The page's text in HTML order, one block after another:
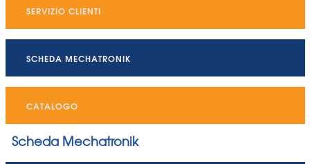
SERVIZIO CLIENTI
SCHEDA MECHATRONIK
CATALOGO
Scheda Mechatronik